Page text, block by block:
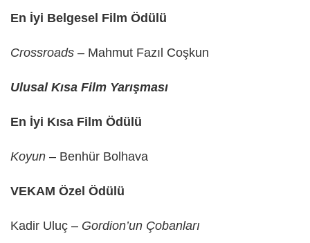
En İyi Belgesel Film Ödülü
Crossroads – Mahmut Fazıl Coşkun
Ulusal Kısa Film Yarışması
En İyi Kısa Film Ödülü
Koyun – Benhür Bolhava
VEKAM Özel Ödülü
Kadir Uluç – Gordion’un Çobanları